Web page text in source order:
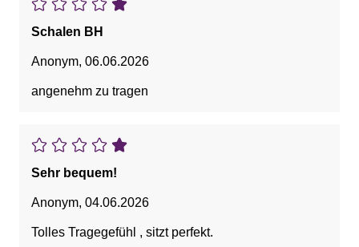
Schalen BH
Anonym, 06.06.2026
angenehm zu tragen
Sehr bequem!
Anonym, 04.06.2026
Tolles Tragegefühl , sitzt perfekt.